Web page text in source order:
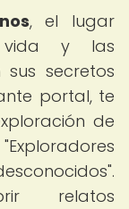
, el lugar
vida y las
sus secretos
portal, te
de
relatos